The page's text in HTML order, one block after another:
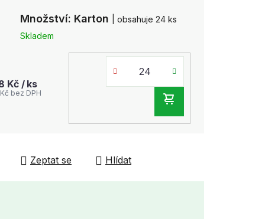
Množství: Karton
| obsahuje 24 ks
Skladem
Kč / ks
bez DPH
KOŠÍKU
Zeptat se Hlídat